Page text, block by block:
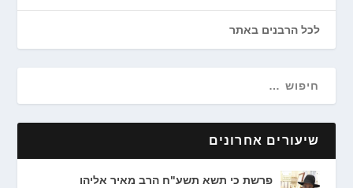
לכל הרבנים באתר
שיעורים אחרונים
פרשת כי תשא תשע"ח הרב מאיר אליהו